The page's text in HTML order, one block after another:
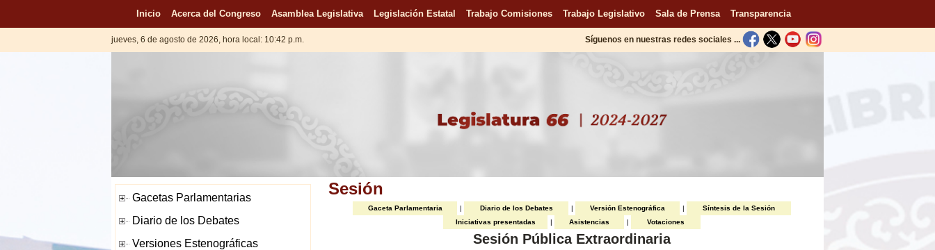
Inicio Acerca del Congreso Asamblea Legislativa Legislación Estatal Trabajo Comisiones Trabajo Legislativo Sala de Prensa Transparencia
jueves, 6 de agosto de 2026, hora local: 10:42 p.m. Síguenos en nuestras redes sociales ...
Sesión
Gaceta Parlamentaria | Diario de los Debates | Versión Estenográfica |
Síntesis de la Sesión
Iniciativas presentadas
| Asistencias | Votaciones
Sesión Pública Extraordinaria